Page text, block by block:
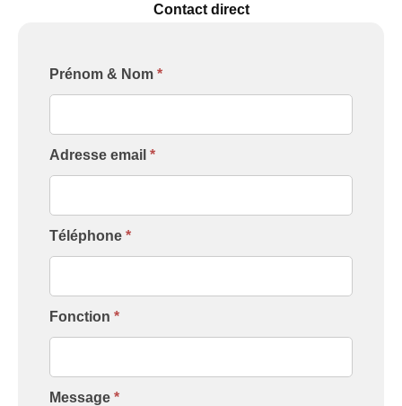
Contact direct
Formulaire
[Contact
Prénom & Nom *
Adresse email *
Téléphone *
Fonction *
Message *